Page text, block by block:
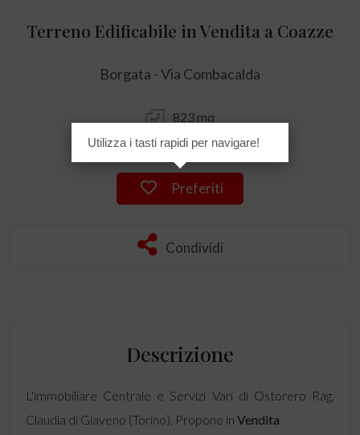
Terreno Edificabile in Vendita a Coazze
Borgata - Via Combacalda
823 mq
Preferiti
Condividi
Descrizione
L'immobiliare Centrale e Servizi Vari di Ostorero Rag.
Claudia di Giaveno (Torino), Propone inVendita
Utilizza i tasti rapidi per navigare!